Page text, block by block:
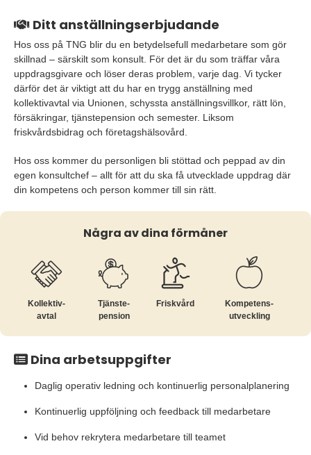
Ditt anställningserbjudande
Hos oss på TNG blir du en betydelsefull medarbetare som gör
skillnad – särskilt som konsult. För det är du som träffar våra
uppdragsgivare och löser deras problem, varje dag. Vi tycker
därför det är viktigt att du har en trygg anställning med
kollektivavtal via Unionen, schyssta anställningsvillkor, rätt lön,
försäkringar, tjänstepension och semester. Liksom
friskvårdsbidrag och företagshälsovård.
Hos oss kommer du personligen bli stöttad och peppad av din
egen konsultchef – allt för att du ska få utvecklade uppdrag där
din kompetens och person kommer till sin rätt.
Några av dina förmåner
Kollektiv­
avtal
Tjänste­
pension
Friskvård
Kompetens­
utveckling
Dina arbetsuppgifter
Daglig operativ ledning och kontinuerlig personalplanering
Kontinuerlig uppföljning och feedback till medarbetare
Vid behov rekrytera medarbetare till teamet